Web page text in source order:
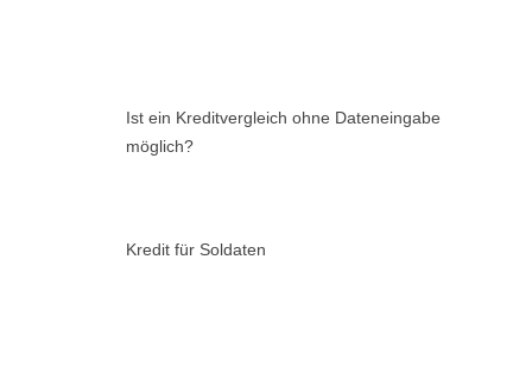
Ist ein Kreditvergleich ohne Dateneingabe
möglich?
Kredit für Soldaten